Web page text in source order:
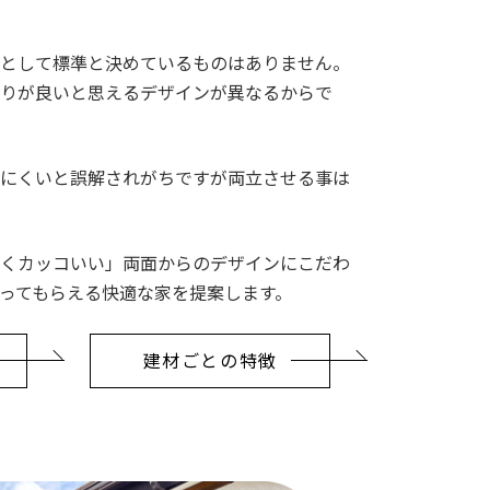
して標準と決めているものはありません。
が良いと思えるデザインが異なるからで
くいと誤解されがちですが両立させる事は
カッコいい」両面からのデザインにこだわ
てもらえる快適な家を提案します。
建材ごとの特徴